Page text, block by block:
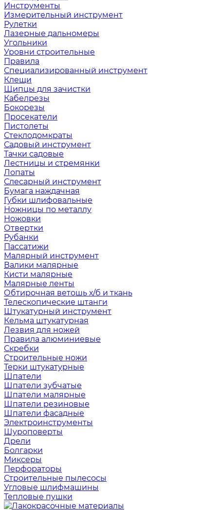
Инструменты
Измерительный инструмент
Рулетки
Лазерные дальномеры
Угольники
Уровни строительные
Правила
Специализированный инструмент
Клещи
Щипцы для зачистки
Кабелрезы
Бокорезы
Просекатели
Пистолеты
Стеклодомкраты
Садовый инструмент
Тачки садовые
Лестницы и стремянки
Лопаты
Слесарный инструмент
Бумага наждачная
Губки шлифовальные
Ножницы по металлу
Ножовки
Отвертки
Рубанки
Пассатижи
Малярный инструмент
Валики малярные
Кисти малярные
Малярные ленты
Обтирочная ветошь х/б и ткань
Телескопические штанги
Штукатурный инструмент
Кельма штукатурная
Лезвия для ножей
Правила алюминиевые
Скребки
Строительные ножи
Терки штукатурные
Шпатели
Шпатели зубчатые
Шпатели малярные
Шпатели резиновые
Шпатели фасадные
Электроинструменты
Шуроповерты
Дрели
Болгарки
Миксеры
Перфораторы
Строительные пылесосы
Угловые шлифмашины
Тепловые пушки